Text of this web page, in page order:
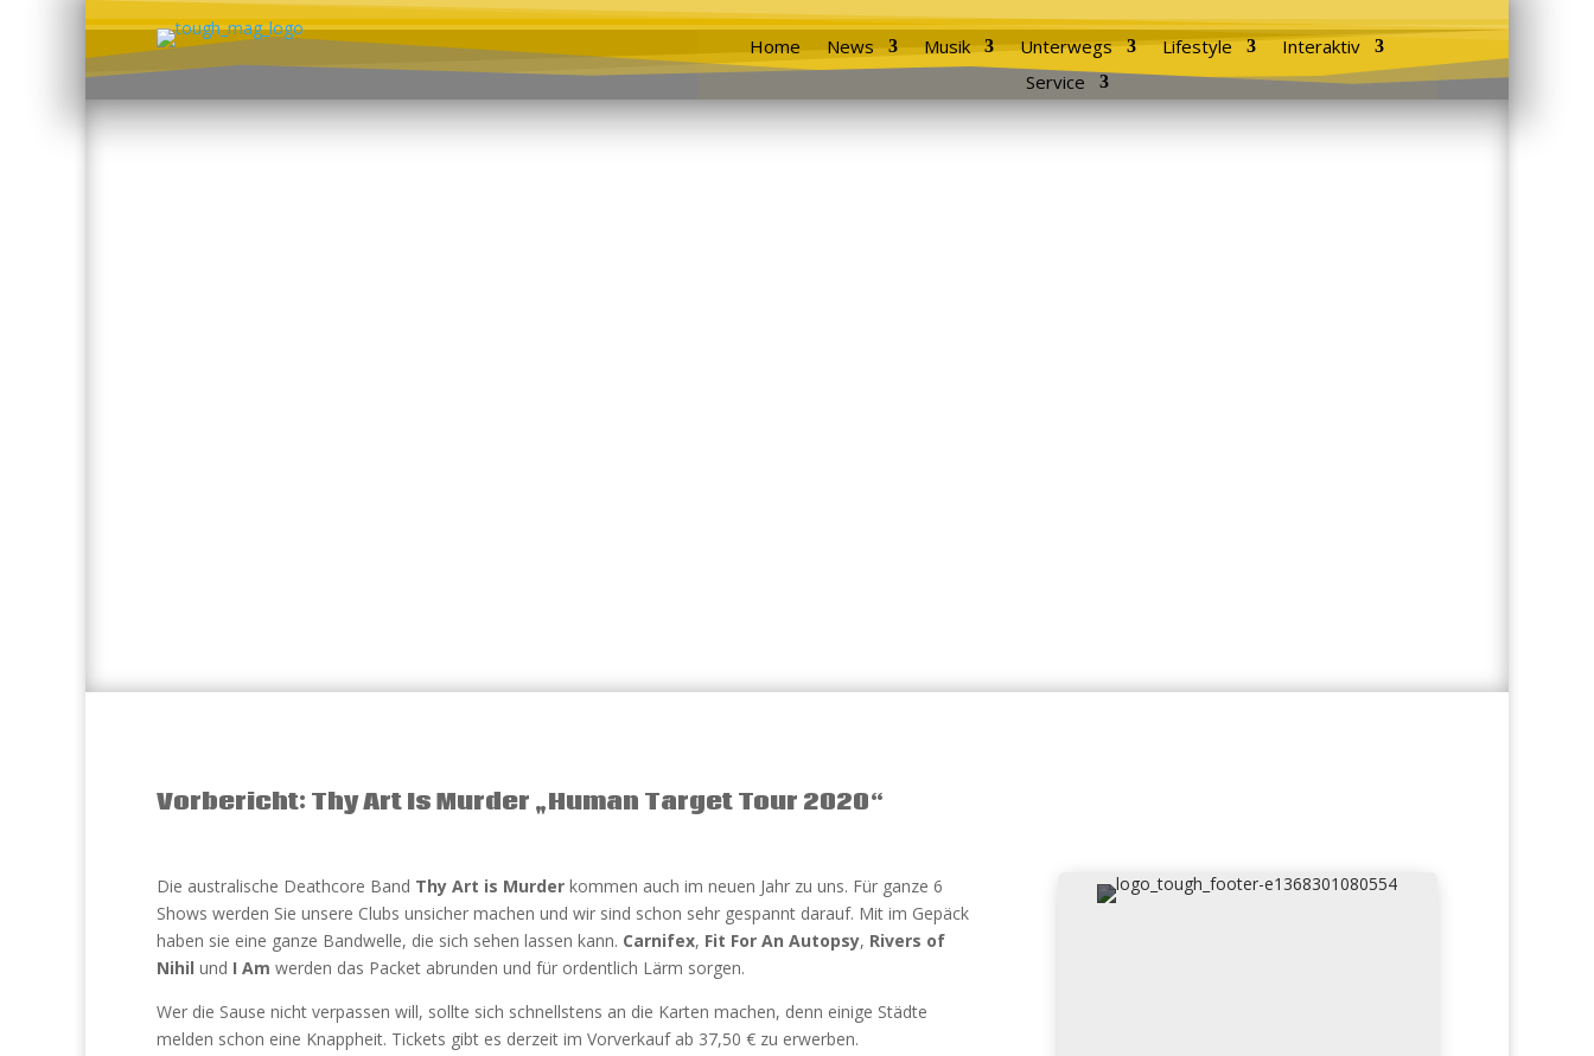
Home News Musik Unterwegs Lifestyle
Interaktiv
Service
Vorbericht: Thy Art Is Murder „Human Target Tour 2020“
Die australische Deathcore Band Thy Art is Murder kommen auch im neuen Jahr zu uns. Für ganze 6
Shows werden Sie unsere Clubs unsicher machen und wir sind schon sehr gespannt darauf. Mit im Gepäck
haben sie eine ganze Bandwelle, die sich sehen lassen kann. Carnifex, Fit For An Autopsy, Rivers of
Nihil und I Am werden das Packet abrunden und für ordentlich Lärm sorgen.
Wer die Sause nicht verpassen will, sollte sich schnellstens an die Karten machen, denn einige Städte
melden schon eine Knappheit. Tickets gibt es derzeit im Vorverkauf ab 37,50 € zu erwerben.